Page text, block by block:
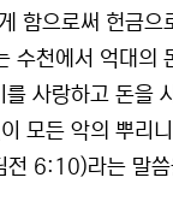
함으로써 헌금
수천에서 억대의
를 사랑하고 돈
모든 악의 뿌
전 6:10)라는 말